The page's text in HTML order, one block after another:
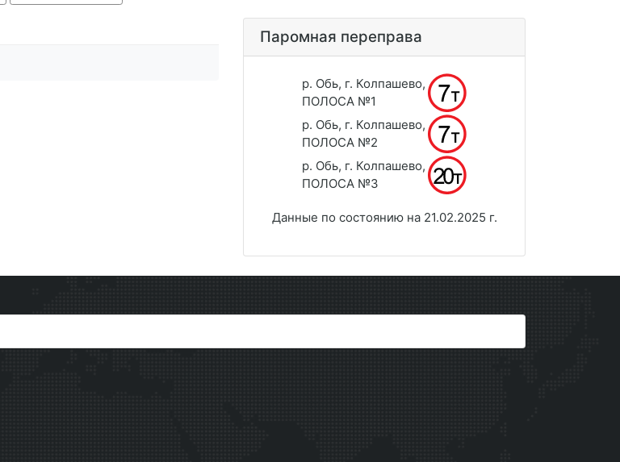
Паромная переправа
р. Обь, г. Колпашево,
ПОЛОСА №1
р. Обь, г. Колпашево,
ПОЛОСА №2
р. Обь, г. Колпашево,
ПОЛОСА №3
Данные по состоянию на 21.02.2025 г.